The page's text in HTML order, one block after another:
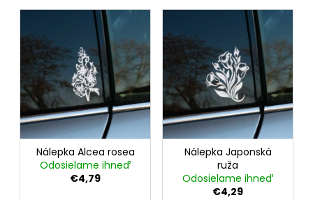
o
d
u
k
V
s
p
o
Nálepka Alcea rosea
Odosielame ihneď
€4,79
Nálepka Japonská
ruža
Odosielame ihneď
€4,29
m